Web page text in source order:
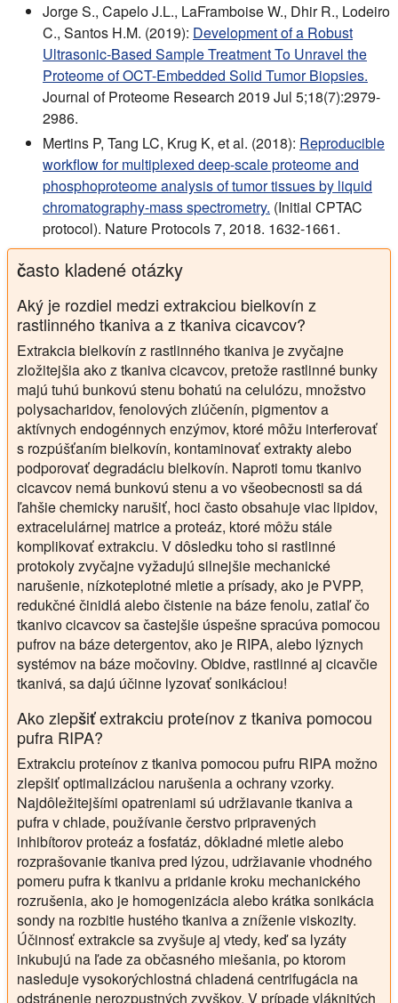
Jorge S., Capelo J.L., LaFramboise W., Dhir R., Lodeiro
C., Santos H.M. (2019): Development of a Robust
Ultrasonic-Based Sample Treatment To Unravel the
Proteome of OCT-Embedded Solid Tumor Biopsies.
Journal of Proteome Research 2019 Jul 5;18(7):2979-
2986.
Mertins P, Tang LC, Krug K, et al. (2018): Reproducible
workflow for multiplexed deep-scale proteome and
phosphoproteome analysis of tumor tissues by liquid
chromatography-mass spectrometry. (Initial CPTAC
protocol). Nature Protocols 7, 2018. 1632-1661.
často kladené otázky
Aký je rozdiel medzi extrakciou bielkovín z
rastlinného tkaniva a z tkaniva cicavcov?
Extrakcia bielkovín z rastlinného tkaniva je zvyčajne
zložitejšia ako z tkaniva cicavcov, pretože rastlinné bunky
majú tuhú bunkovú stenu bohatú na celulózu, množstvo
polysacharidov, fenolových zlúčenín, pigmentov a
aktívnych endogénnych enzýmov, ktoré môžu interferovať
s rozpúšťaním bielkovín, kontaminovať extrakty alebo
podporovať degradáciu bielkovín. Naproti tomu tkanivo
cicavcov nemá bunkovú stenu a vo všeobecnosti sa dá
ľahšie chemicky narušiť, hoci často obsahuje viac lipidov,
extracelulárnej matrice a proteáz, ktoré môžu stále
komplikovať extrakciu. V dôsledku toho si rastlinné
protokoly zvyčajne vyžadujú silnejšie mechanické
narušenie, nízkoteplotné mletie a prísady, ako je PVPP,
redukčné činidlá alebo čistenie na báze fenolu, zatiaľ čo
tkanivo cicavcov sa častejšie úspešne spracúva pomocou
pufrov na báze detergentov, ako je RIPA, alebo lýznych
systémov na báze močoviny. Obidve, rastlinné aj cicavčie
tkanivá, sa dajú účinne lyzovať sonikáciou!
Ako zlepšiť extrakciu proteínov z tkaniva pomocou
pufra RIPA?
Extrakciu proteínov z tkaniva pomocou pufru RIPA možno
zlepšiť optimalizáciou narušenia a ochrany vzorky.
Najdôležitejšími opatreniami sú udržiavanie tkaniva a
pufra v chlade, používanie čerstvo pripravených
inhibítorov proteáz a fosfatáz, dôkladné mletie alebo
rozprašovanie tkaniva pred lýzou, udržiavanie vhodného
pomeru pufra k tkanivu a pridanie kroku mechanického
rozrušenia, ako je homogenizácia alebo krátka sonikácia
sondy na rozbitie hustého tkaniva a zníženie viskozity.
Účinnosť extrakcie sa zvyšuje aj vtedy, keď sa lyzáty
inkubujú na ľade za občasného miešania, po ktorom
nasleduje vysokorýchlostná chladená centrifugácia na
odstránenie nerozpustných zvyškov. V prípade vláknitých